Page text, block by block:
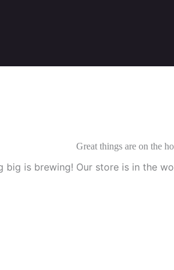
Great things are on the
big is brewing! Our store is in the